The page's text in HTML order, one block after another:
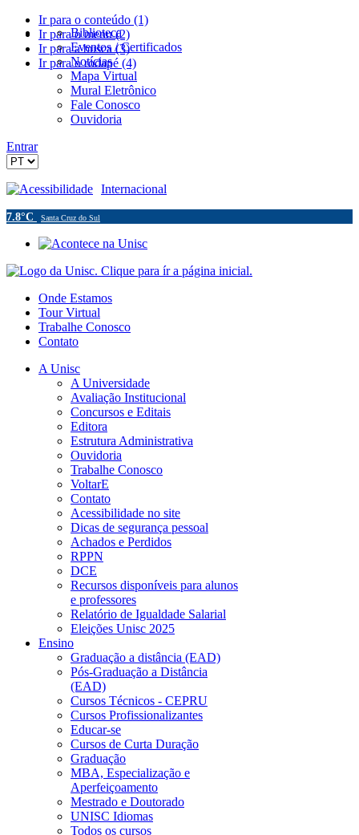
Ir para o conteúdo (1)
Ir para o menu (2)
Ir para a busca (3)
Ir para o rodapé (4)
Biblioteca
Eventos / Certificados
Notícias
Mapa Virtual
Mural Eletrônico
Fale Conosco
Ouvidoria
Entrar
Acessibilidade Internacional
7.8°C Santa Cruz do Sul
Onde Estamos
Tour Virtual
Trabalhe Conosco
Contato
A Unisc
A Universidade
Avaliação Institucional
Concursos e Editais
Editora
Estrutura Administrativa
Ouvidoria
Trabalhe Conosco
VoltarE
Contato
Acessibilidade no site
Dicas de segurança pessoal
Achados e Perdidos
RPPN
DCE
Recursos disponíveis para alunos
e professores
Relatório de Igualdade Salarial
Eleições Unisc 2025
Ensino
Graduação a distância (EAD)
Pós-Graduação a Distância
(EAD)
Cursos Técnicos - CEPRU
Cursos Profissionalizantes
Educar-se
Cursos de Curta Duração
Graduação
MBA, Especialização e
Aperfeiçoamento
Mestrado e Doutorado
UNISC Idiomas
Todos os cursos